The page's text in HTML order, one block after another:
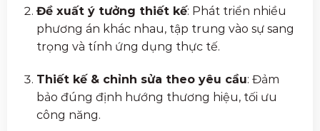
Đề xuất ý tưởng thiết kế: Phát triển nhiều
phương án khác nhau, tập trung vào sự sang
trọng và tính ứng dụng thực tế.
Thiết kế & chỉnh sửa theo yêu cầu: Đảm
bảo đúng định hướng thương hiệu, tối ưu
công năng.